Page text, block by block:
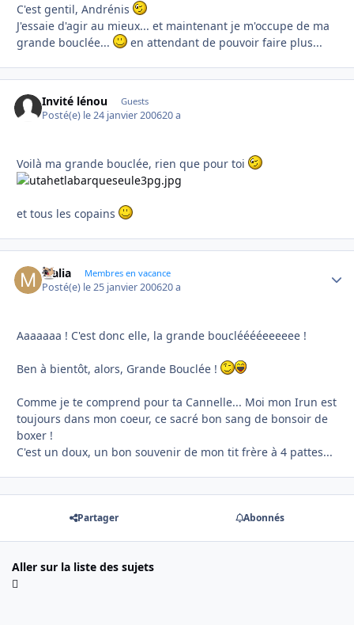
C'est gentil, Andrénis
J'essaie d'agir au mieux... et maintenant je m'occupe de ma
grande bouclée...
en attendant de pouvoir faire plus...
Invité lénou Guests
Posté(e) le 24 janvier 200620 a
Voilà ma grande bouclée, rien que pour toi
et tous les copains
Malia Membres en vacance
Posté(e) le 25 janvier 200620 a
Aaaaaaa ! C'est donc elle, la grande bouclééééeeeeee !
Ben à bientôt, alors, Grande Bouclée !
Comme je te comprend pour ta Cannelle... Moi mon Irun est
toujours dans mon coeur, ce sacré bon sang de bonsoir de
boxer !
C'est un doux, un bon souvenir de mon tit frère à 4 pattes...
Partager Abonnés
Aller sur la liste des sujets